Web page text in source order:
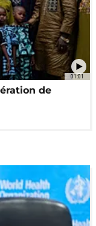
01:01
de